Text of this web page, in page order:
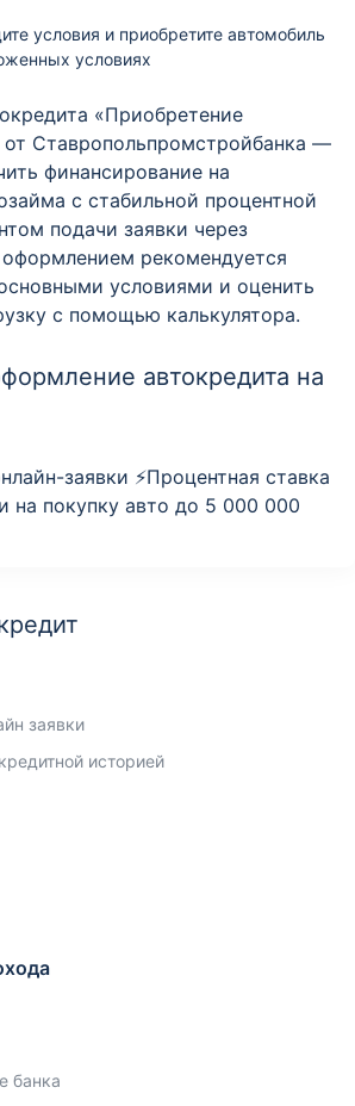
условия и приобретите автомобиль
условиях
«Приобретение
от Ставропольпромстройбанка —
финансирование на
с стабильной процентной
подачи заявки через
рекомендуется
условиями и оценить
с помощью калькулятора.
автокредита на
заявки ⚡️Процентная ставка
на покупку авто до 5 000 000
заявки
историей
банка